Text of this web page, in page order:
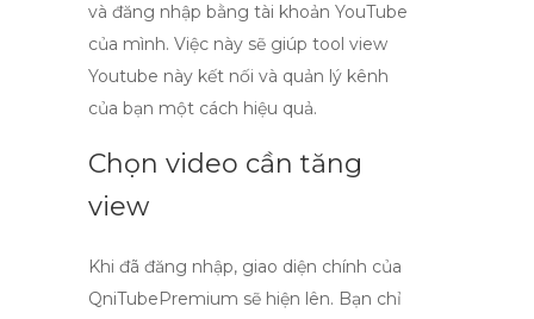
và đăng nhập bằng tài khoản YouTube
của mình. Việc này sẽ giúp tool view
Youtube này kết nối và quản lý kênh
của bạn một cách hiệu quả.
Chọn video cần tăng
view
Khi đã đăng nhập, giao diện chính của
QniTubePremium sẽ hiện lên. Bạn chỉ